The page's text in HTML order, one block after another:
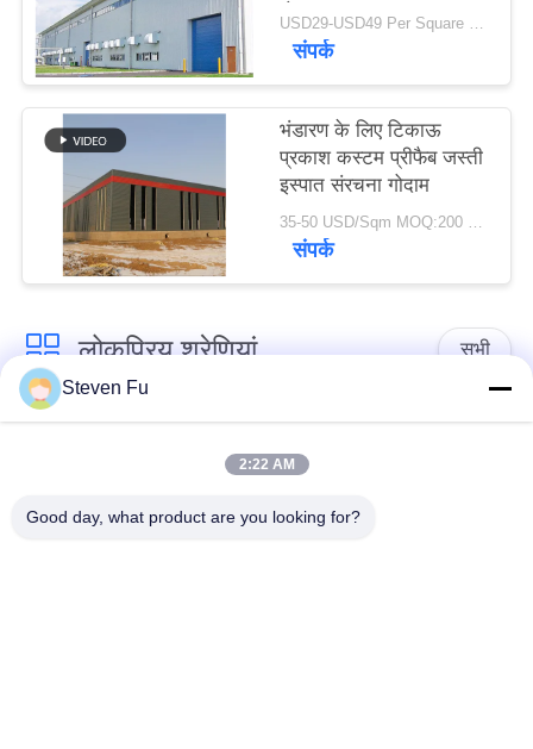
गोदाम
USD29-USD49 Per Square Meter MOQ:200 वर्ग मीटर
संपर्क
भंडारण के लिए टिकाऊ
प्रकाश कस्टम प्रीफैब जस्ती
इस्पात संरचना गोदाम
35-50 USD/Sqm MOQ:200 वर्ग मीटर
संपर्क
लोकप्रिय श्रेणियां सभी
इस्पात संरचना गोदाम इस्पात संरचना कार्यशाला
Steven Fu
2:22 AM
Good day, what product are you looking for?